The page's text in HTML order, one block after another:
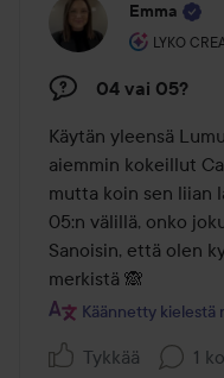
Emma
LYKO
Käyttäjän
04 vai 05?
Käytän yleensä
aiemmin kokeillut
mutta koin sen liian
05:n välillä, onko
Sanoisin, että olen
merkistä 🙈
Käännetty kielestä
Tykkää 1